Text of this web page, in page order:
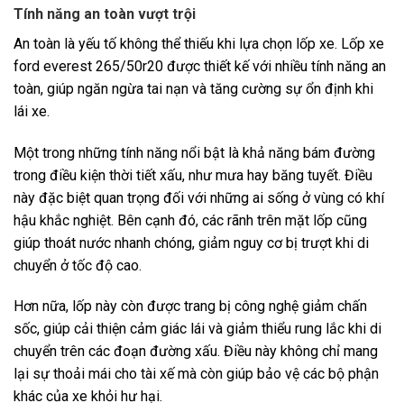
Tính năng an toàn vượt trội
An toàn là yếu tố không thể thiếu khi lựa chọn lốp xe. Lốp xe
ford everest 265/50r20 được thiết kế với nhiều tính năng an
toàn, giúp ngăn ngừa tai nạn và tăng cường sự ổn định khi
lái xe.
Một trong những tính năng nổi bật là khả năng bám đường
trong điều kiện thời tiết xấu, như mưa hay băng tuyết. Điều
này đặc biệt quan trọng đối với những ai sống ở vùng có khí
hậu khắc nghiệt. Bên cạnh đó, các rãnh trên mặt lốp cũng
giúp thoát nước nhanh chóng, giảm nguy cơ bị trượt khi di
chuyển ở tốc độ cao.
Hơn nữa, lốp này còn được trang bị công nghệ giảm chấn
sốc, giúp cải thiện cảm giác lái và giảm thiểu rung lắc khi di
chuyển trên các đoạn đường xấu. Điều này không chỉ mang
lại sự thoải mái cho tài xế mà còn giúp bảo vệ các bộ phận
khác của xe khỏi hư hại.